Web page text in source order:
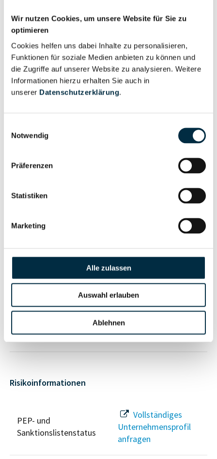
Wir nutzen Cookies, um unsere Website für Sie zu
optimieren
Cookies helfen uns dabei Inhalte zu personalisieren,
Funktionen für soziale Medien anbieten zu können und
die Zugriffe auf unserer Website zu analysieren. Weitere
Informationen hierzu erhalten Sie auch in
unserer Datenschutzerklärung.
Notwendig
Präferenzen
Statistiken
Marketing
Alle zulassen
Auswahl erlauben
Ablehnen
Personen im Unternehmen
Geschäftsführer (1)
Für registrierte
Nutzer
Eigentums- und Kontrollstruktur
Vollständiges
Unternehmensnetzwerk
Vollständiges
Unternehmensprofil
anfragen
Vollständiges
Unternehmensprofil
anfragen
Risikoinformationen
PEP- und
Sanktionslistenstatus
Vollständiges
Unternehmensprofil
anfragen